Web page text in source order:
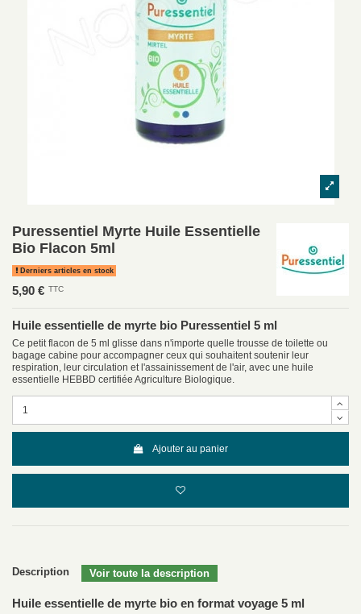
Puressentiel Myrte Huile Essentielle
Bio Flacon 5ml
Derniers articles en stock
5,90 € TTC
Huile essentielle de myrte bio Puressentiel 5 ml
Ce petit flacon de 5 ml glisse dans n'importe quelle trousse de toilette ou
bagage cabine pour accompagner ceux qui souhaitent soutenir leur
respiration, leur circulation et l'assainissement de l'air, avec une huile
essentielle HEBBD certifiée Agriculture Biologique.
Ajouter au panier
Description
Huile essentielle de myrte bio en format voyage 5 ml